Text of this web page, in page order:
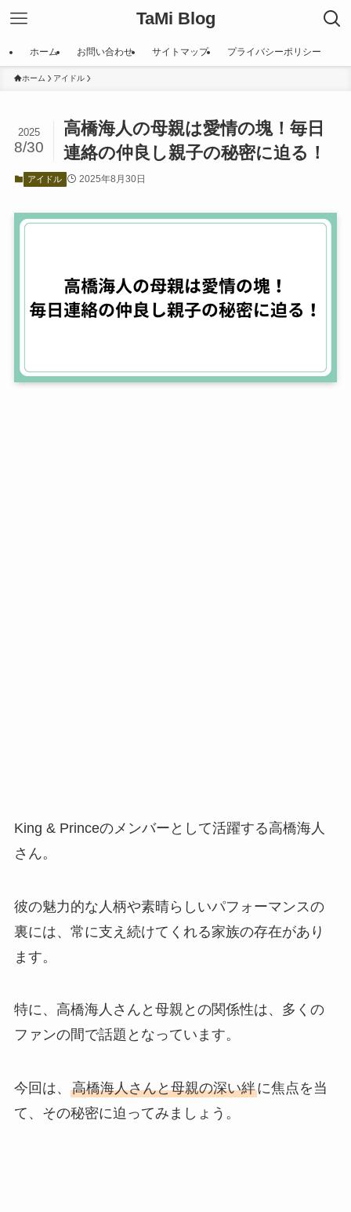
TaMi Blog
ホーム お問い合わせ サイトマップ プライバシーポリシー
ホーム アイドル
高橋海人の母親は愛情の塊！毎日
連絡の仲良し親子の秘密に迫る！
2025
8/30
アイドル 2025年8月30日
King & Princeのメンバーとして活躍する高橋海人
さん。
彼の魅力的な人柄や素晴らしいパフォーマンスの
裏には、常に支え続けてくれる家族の存在があり
ます。
特に、高橋海人さんと母親との関係性は、多くの
ファンの間で話題となっています。
今回は、 高橋海人さんと母親の深い絆に焦点を当
て、その秘密に迫ってみましょう。